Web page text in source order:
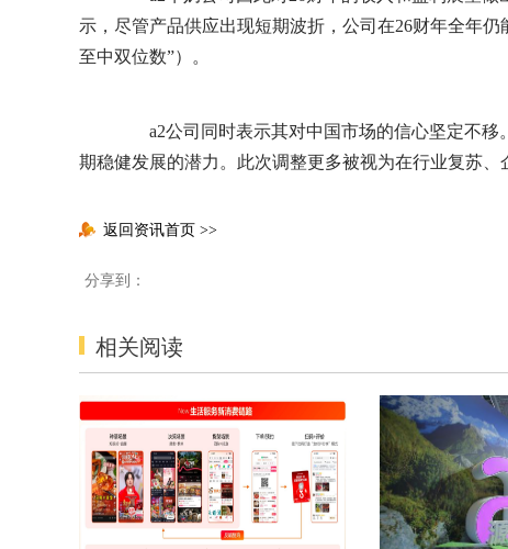
示，尽管产品供应出现短期波折，公司在26财年全年
至中双位数”）。
a2公司同时表示其对中国市场的信心坚定不移
期稳健发展的潜力。此次调整更多被视为在行业复苏、
返回资讯首页 >>
分享到：
相关阅读